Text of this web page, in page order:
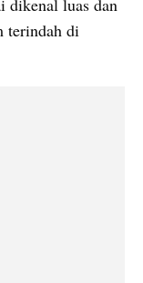
dikenal luas dan
terindah di